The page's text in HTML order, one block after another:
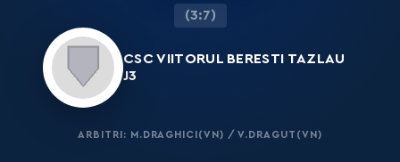
(3:7)
CSC VIITORUL BERESTI TAZLAU
J3
ARBITRI: M.DRAGHICI(VN) / V.DRAGUT(VN)